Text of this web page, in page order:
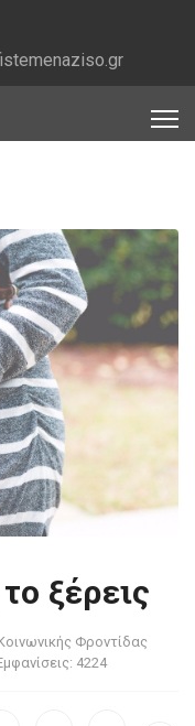
ξέρεις
Φροντίδας
4224